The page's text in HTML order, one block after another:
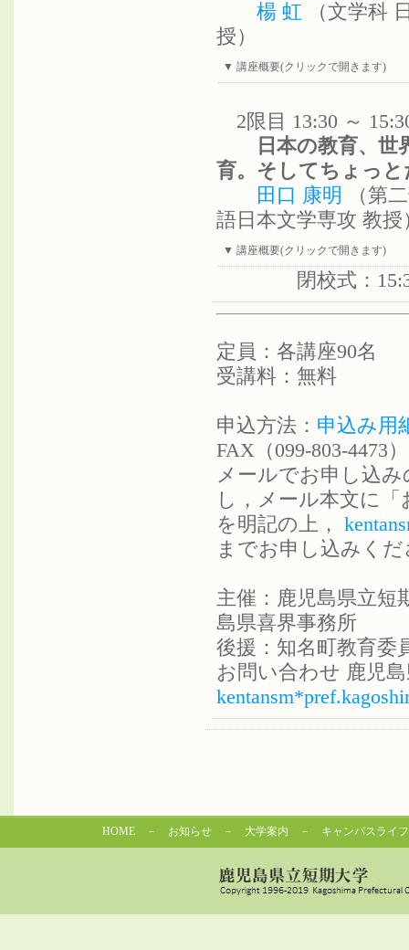
楊 虹 （文学科
授）
▼ 講座概要(クリックで開きます)
2限目 13:30 ～
日本の教育、世
育。そしてちょっ
田口 康明
（第
語日本文学専攻 教授
▼ 講座概要(クリックで開きます)
閉校式：
定員：各講座90名
受講料：無料
申込方法： 申込み用
FAX（099-803-4473
メールでお申し込
し，メール本文に
を明記の上，
までお申し込みく
主催：鹿児島県立
島県喜界事務所
後援：知名町教育委
お問い合わせ 鹿児
HOME － お知らせ － 大学案内 － キャンパスライフ